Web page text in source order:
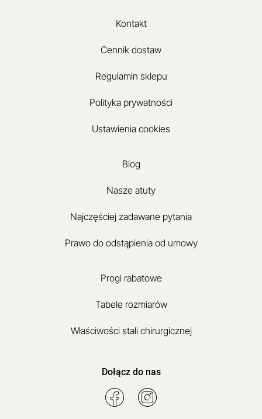
Kontakt
Cennik dostaw
Regulamin sklepu
Polityka prywatności
Ustawienia cookies
Blog
Nasze atuty
Najczęściej zadawane pytania
Prawo do odstąpienia od umowy
Progi rabatowe
Tabele rozmiarów
Właściwości stali chirurgicznej
Dołącz do nas